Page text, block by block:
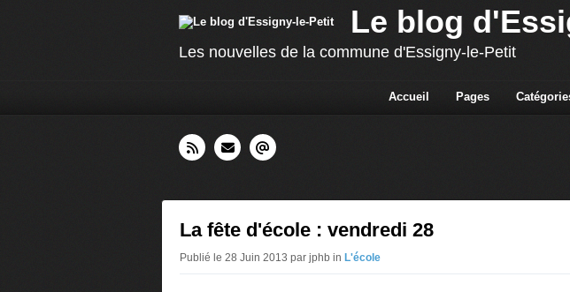
Le blog
Les nouvelles de la commune d'Essigny-le-Petit
Accueil Pages
La fête d'école : vendredi 28
Publié le 28 Juin 2013 par jphb in L'école